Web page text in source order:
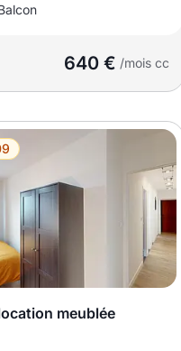
640 € /mois cc
meublée